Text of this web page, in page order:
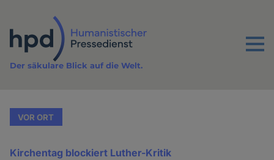
Inhalt
Menu
Der säkulare Blick auf die Welt.
VOR ORT
Kirchentag blockiert Luther-Kritik